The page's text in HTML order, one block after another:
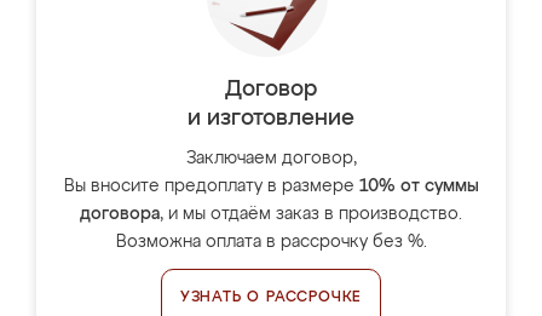
Договор
и изготовление
Заключаем договор,
Вы вносите предоплату в размере 10% от суммы
договора, и мы отдаём заказ в производство.
Возможна оплата в рассрочку без %.
УЗНАТЬ О РАССРОЧКЕ